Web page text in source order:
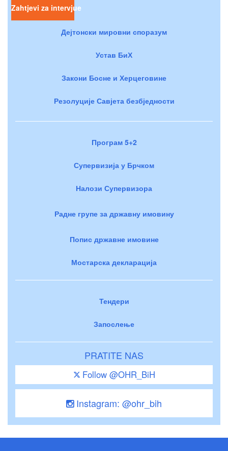
Zahtjevi za intervjue
Дејтонски мировни споразум
Устав БиХ
Закони Босне и Херцеговине
Резолуције Савјета безбједности
Програм 5+2
Супервизија у Брчком
Налози Супервизора
Радне групе за државну имовину
Попис државне имовине
Мостарска декларација
Тендери
Запослење
PRATITE NAS
Follow @OHR_BiH
Instagram: @ohr_bih